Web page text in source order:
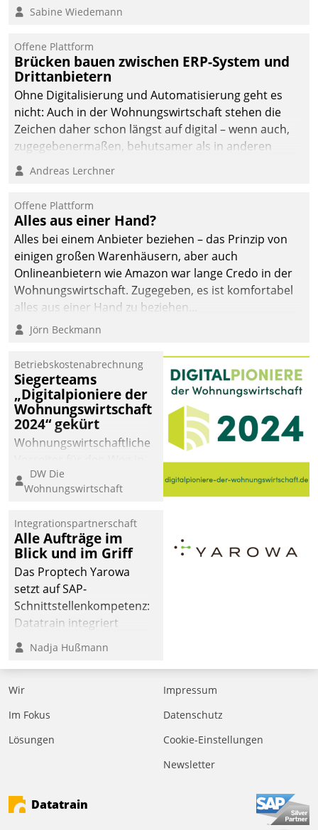
verändern und anzupassen, sonst werden sie an ihr
Sabine Wiedemann
Offene Plattform
Brücken bauen zwischen ERP-System und
Drittanbietern
Ohne Digitalisierung und Automatisierung geht es
nicht: Auch in der Wohnungswirtschaft stehen die
Zeichen daher schon längst auf digital – wenn auch,
zugegebenermaßen, behutsamer als in anderen
Branchen.
Andreas Lerchner
Offene Plattform
Alles aus einer Hand?
Alles bei einem Anbieter beziehen – das Prinzip von
einigen großen Warenhäusern, aber auch
Onlineanbietern wie Amazon war lange Credo in der
Wohnungswirtschaft. Zugegeben, es ist komfortabel
alles aus einer Hand zu beziehen...
Jörn Beckmann
Betriebskostenabrechnung
Siegerteams
„Digitalpioniere der
Wohnungswirtschaft
2024“ gekürt
Wohnungswirtschaftliche
eine digitale Zukunft zu
finden, ist das Ziel des
der
Wohnungswirtschaft“.
Bewerben können sich
dafür ein Team
bestehend aus
Wohnungsunternehmen
und PropTech.
DW Die
Wohnungswirtschaft
Integrationspartnerschaft
Alle Aufträge im
Blick und im Griff
Das Proptech Yarowa
setzt auf SAP-
Schnittstellenkompetenz:
Datatrain integriert
Yarowas Portal zur
Vergabe und Verwaltung
von Aufträgen der
operativen
Instandhaltung in die
deutscher
den Weg vom
Mieteranliegen zum
Nadja Hußmann
Wir
Im Fokus
Lösungen
Impressum
Datenschutz
Cookie-Einstellungen
Newsletter
Datatrain